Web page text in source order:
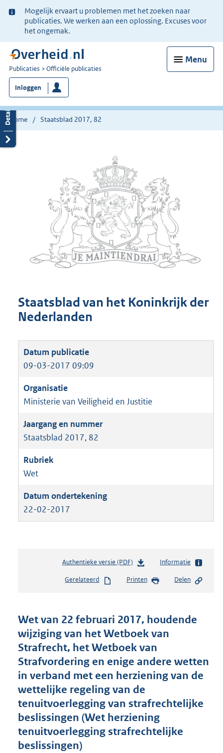
Ter
informatie:
Mogelijk ervaart u problemen met het zoeken naar
publicaties. We werken aan een oplossing. Excuses voor
het ongemak.
Menu
U
bent
nu
hier:
Publicaties Officiële publicaties
Inloggen
Home Staatsblad 2017, 82
Staatsblad van het Koninkrijk der
Nederlanden
09-03-2017 09:09
Ministerie van Veiligheid en Justitie
Staatsblad 2017, 82
Wet
22-02-2017
Authentieke versie (PDF)b
s
n
d
s
g
o
o
t
e
:
2
Informatie
Gerelateerd Printen Delen
Wet van 22 februari 2017, houdende
wijziging van het Wetboek van
Strafrecht, het Wetboek van
Strafvordering en enige andere wetten
in verband met een herziening van de
wettelijke regeling van de
tenuitvoerlegging van strafrechtelijke
beslissingen (Wet herziening
tenuitvoerlegging strafrechtelijke
beslissingen)